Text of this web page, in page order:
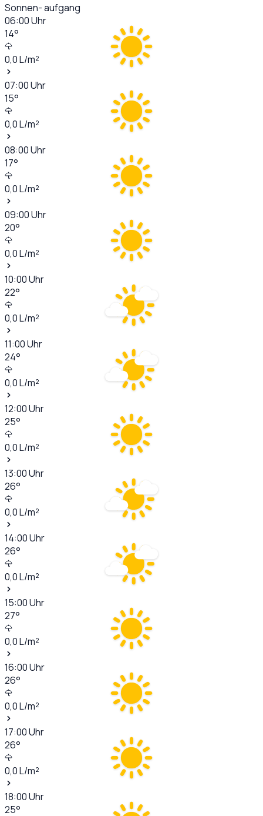
Sonnen- aufgang
06:00Uhr
14°
0,0L/m²
07:00Uhr
15°
0,0L/m²
08:00Uhr
17°
0,0L/m²
09:00Uhr
20°
0,0L/m²
10:00Uhr
22°
0,0L/m²
11:00Uhr
24°
0,0L/m²
12:00Uhr
25°
0,0L/m²
13:00Uhr
26°
0,0L/m²
14:00Uhr
26°
0,0L/m²
15:00Uhr
27°
0,0L/m²
16:00Uhr
26°
0,0L/m²
17:00Uhr
26°
0,0L/m²
18:00Uhr
25°